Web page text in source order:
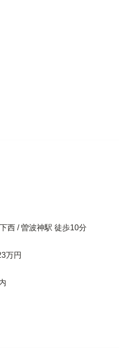
西 / 曽波神駅 徒歩10分
万円